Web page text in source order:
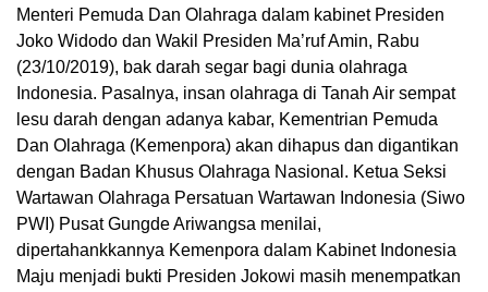
Menteri Pemuda Dan Olahraga dalam kabinet Presiden
Joko Widodo dan Wakil Presiden Ma’ruf Amin, Rabu
(23/10/2019), bak darah segar bagi dunia olahraga
Indonesia. Pasalnya, insan olahraga di Tanah Air sempat
lesu darah dengan adanya kabar, Kementrian Pemuda
Dan Olahraga (Kemenpora) akan dihapus dan digantikan
dengan Badan Khusus Olahraga Nasional. Ketua Seksi
Wartawan Olahraga Persatuan Wartawan Indonesia (Siwo
PWI) Pusat Gungde Ariwangsa menilai,
dipertahankkannya Kemenpora dalam Kabinet Indonesia
Maju menjadi bukti Presiden Jokowi masih menempatkan